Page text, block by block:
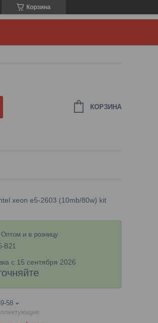
Корзина
КОРЗИНА
xeon e5-2603 (10mb/80w) kit
Оптом и в розницу
B21
с 15 сентября 2026
58